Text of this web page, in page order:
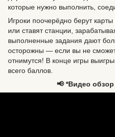
которые нужно выполнить,
Игроки поочерёдно берут
или ставят станции,
выполненные задания дают
осторожны — если вы не
отнимутся! В конце игры
всего баллов.
📢 *Видео